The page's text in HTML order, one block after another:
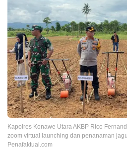
Kapolres Konawe Utara AKBP Rico
zoom virtual launching dan penanaman
Penafaktual.com